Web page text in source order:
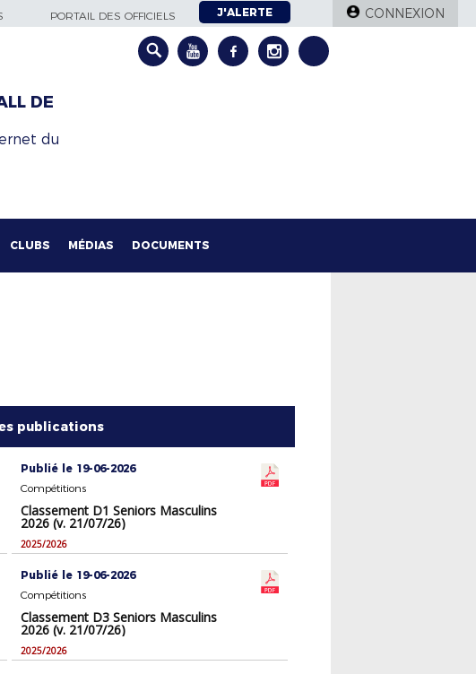
PORTAIL DES OFFICIELS J'ALERTE CONNEXION
DE
du
CLUBS MÉDIAS DOCUMENTS
publications
Publié le 19-06-2026
Compétitions
Classement D1 Seniors Masculins
2026 (v. 21/07/26)
2025/2026
Publié le 19-06-2026
Compétitions
Classement D3 Seniors Masculins
2026 (v. 21/07/26)
2025/2026